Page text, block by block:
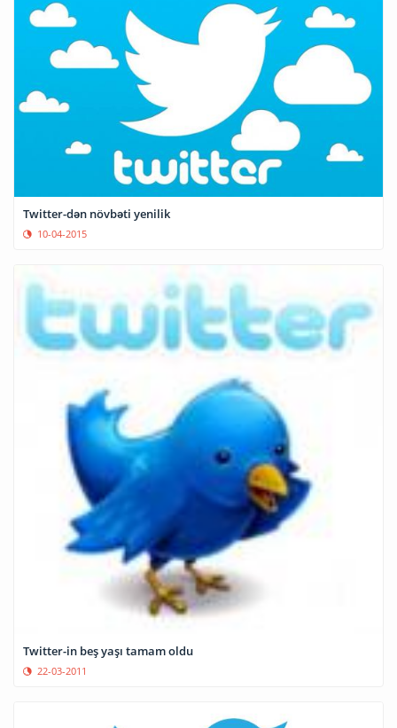
Twitter-dən növbəti yenilik
10-04-2015
Twitter-in beş yaşı tamam oldu
22-03-2011